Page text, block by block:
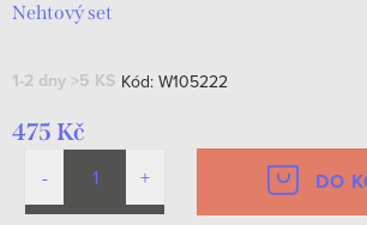
Nehtový set
1-2 dny >5 KS Kód: W105222
475 Kč
DO